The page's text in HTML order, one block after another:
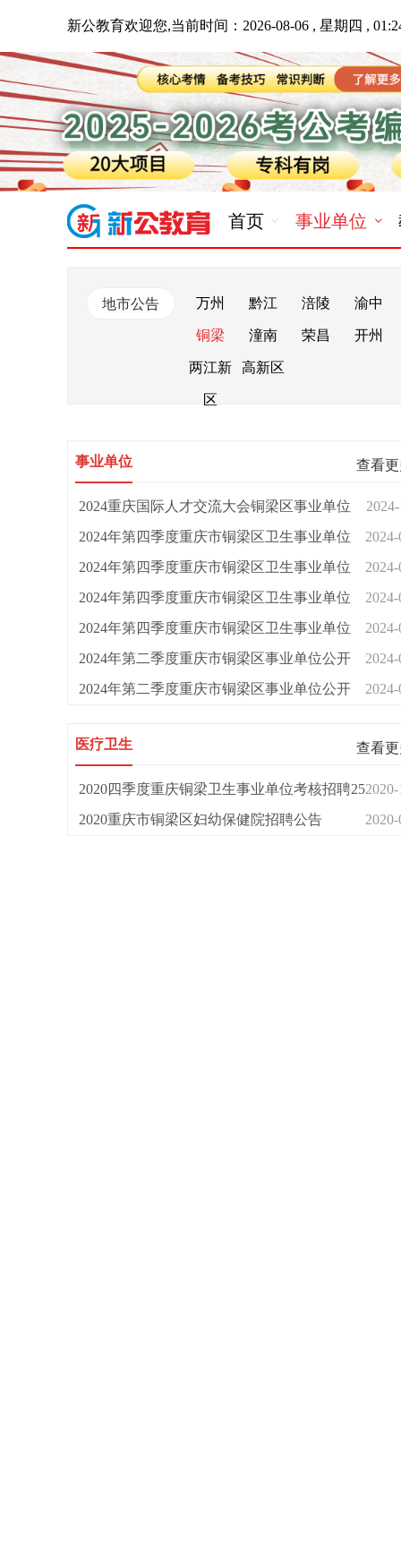
新公教育欢迎您,当前时间： 2026-08-06 , 星期四 ,
首页 事业单位
地市公告 万州 黔江 涪陵 渝中
铜梁 潼南 荣昌 开州
两江新
区
高新区
事业单位 查看
2024重庆国际人才交流大会铜梁区事业单位
考...
2024年第四季度重庆市铜梁区卫生事业单位
公...
2024年第四季度重庆市铜梁区卫生事业单位
公...
2024年第四季度重庆市铜梁区卫生事业单位
公...
2024年第四季度重庆市铜梁区卫生事业单位
公...
2024年第二季度重庆市铜梁区事业单位公开
招...
2024年第二季度重庆市铜梁区事业单位公开
医疗卫生
查看
2020四季度重庆铜梁卫生事业单位考核招聘25
人公告
2020重庆市铜梁区妇幼保健院招聘公告